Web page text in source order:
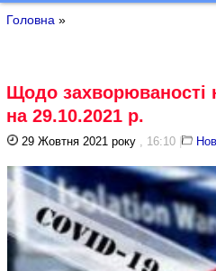
Головна »
Щодо захворюваності
на 29.10.2021 р.
29 Жовтня 2021 року , 16:10 |